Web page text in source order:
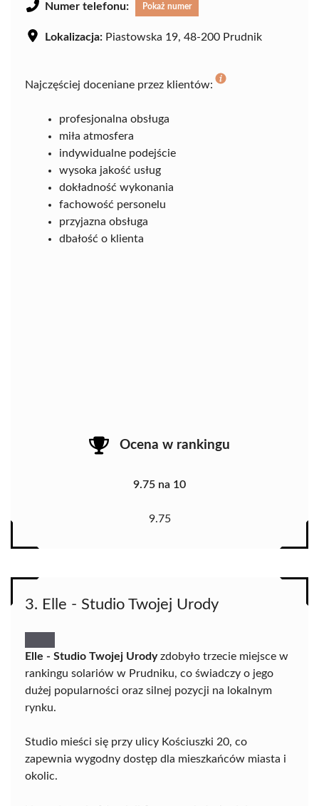
Numer telefonu: Pokaż numer
Lokalizacja: Piastowska 19, 48-200 Prudnik
Najczęściej doceniane przez klientów:
profesjonalna obsługa
miła atmosfera
indywidualne podejście
wysoka jakość usług
dokładność wykonania
fachowość personelu
przyjazna obsługa
dbałość o klienta
Ocena w rankingu
9.75 na 10
9.75
3. Elle - Studio Twojej Urody
Elle - Studio Twojej Urodyzdobyło trzecie miejsce w
rankingu solariów w Prudniku, co świadczy o jego
dużej popularności oraz silnej pozycji na lokalnym
rynku.
Studio mieści się przy ulicy Kościuszki 20, co
zapewnia wygodny dostęp dla mieszkańców miasta i
okolic.